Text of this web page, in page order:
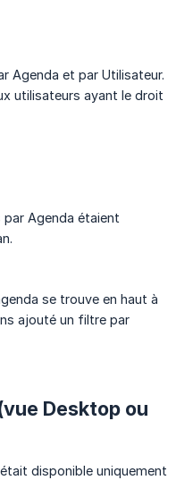
Agenda et par Utilisateur.
utilisateurs ayant le droit
Agenda étaient
se trouve en haut à
ajouté un filtre par
Desktop ou
disponible uniquement